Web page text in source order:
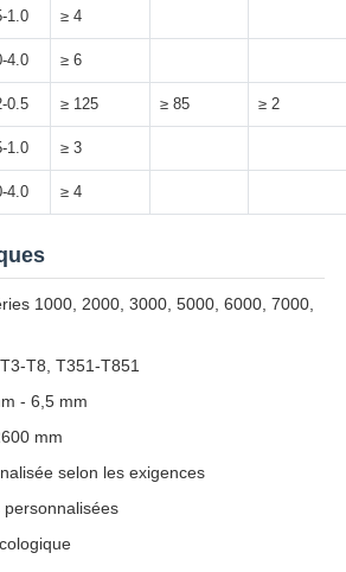
1.0 ≥ 4
4.0 ≥ 6
0.5 ≥ 125 ≥ 85 ≥ 2
1.0 ≥ 3
4.0 ≥ 4
1000, 2000, 3000, 5000, 6000, 7000,
T8, T351-T851
- 6,5 mm
mm
selon les exigences
personnalisées